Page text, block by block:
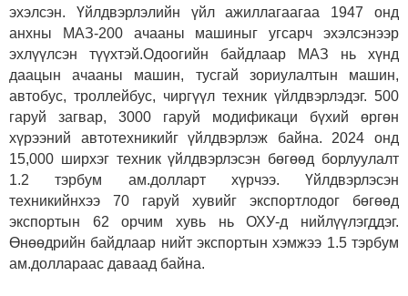
эхэлсэн. Үйлдвэрлэлийн үйл ажиллагаагаа 1947 онд
анхны МАЗ-200 ачааны машиныг угсарч эхэлсэнээр
эхлүүлсэн түүхтэй.Одоогийн байдлаар МАЗ нь хүнд
даацын ачааны машин, тусгай зориулалтын машин,
автобус, троллейбус, чиргүүл техник үйлдвэрлэдэг. 500
гаруй загвар, 3000 гаруй модификаци бүхий өргөн
хүрээний автотехникийг үйлдвэрлэж байна. 2024 онд
15,000 ширхэг техник үйлдвэрлэсэн бөгөөд борлуулалт
1.2 тэрбум ам.долларт хүрчээ. Үйлдвэрлэсэн
техникийнхээ 70 гаруй хувийг экспортлодог бөгөөд
экспортын 62 орчим хувь нь ОХУ-д нийлүүлэгддэг.
Өнөөдрийн байдлаар нийт экспортын хэмжээ 1.5 тэрбум
ам.доллараас даваад байна.